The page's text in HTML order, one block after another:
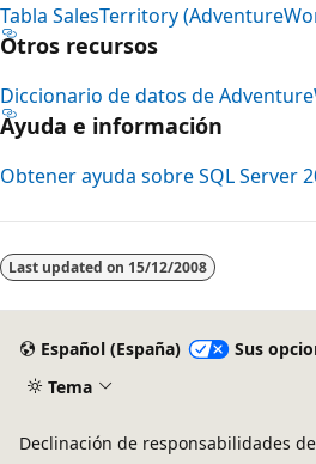
Tabla SalesTerritory
Otros recursos
Diccionario de datos de
Ayuda e información
Obtener ayuda sobre SQL Server
lectura
deshabilitado
Last updated on 15/12/2008
Español (España)
Sus
Tema
Declinación de responsabilidades